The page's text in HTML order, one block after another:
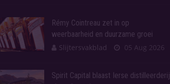
Rémy Cointreau zet in op
weerbaarheid en duurzame groei
Slijtersvakblad
05 Aug 2026
Spirit Capital blaast Ierse distilleerderij